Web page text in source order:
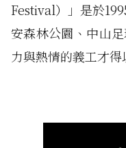
Festival）」是於
安森林公園、中山
力與熱情的義工才